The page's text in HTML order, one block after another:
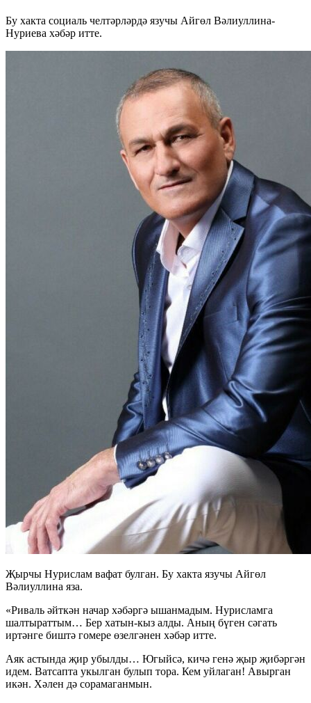
Бу хакта социаль челтәрләрдә язучы Айгөл Вәлиуллина-
Нуриева хәбәр итте.
Җырчы Нурислам вафат булган. Бу хакта язучы Айгөл
Вәлиуллина яза.
«Риваль әйткән начар хәбәргә ышанмадым. Нурисламга
шалтыраттым… Бер хатын-кыз алды. Аның бүген сәгать
иртәнге биштә гомере өзелгәнен хәбәр итте.
Аяк астында җир убылды… Югыйсә, кичә генә җыр җибәргән
идем. Ватсапта укылган булып тора. Кем уйлаган! Авырган
икән. Хәлен дә сорамаганмын.